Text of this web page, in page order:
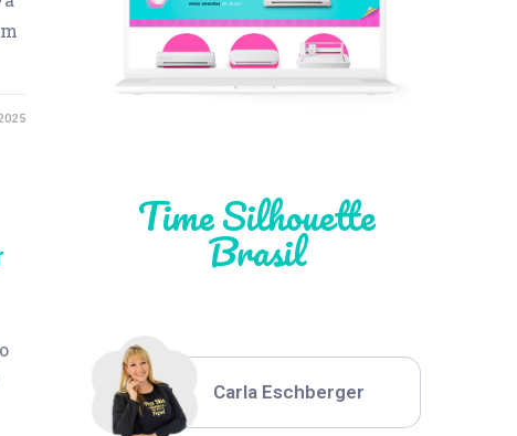
Time Silhouette
Brasil
Léia Pastori
Thiara Ney
Carla Eschberger